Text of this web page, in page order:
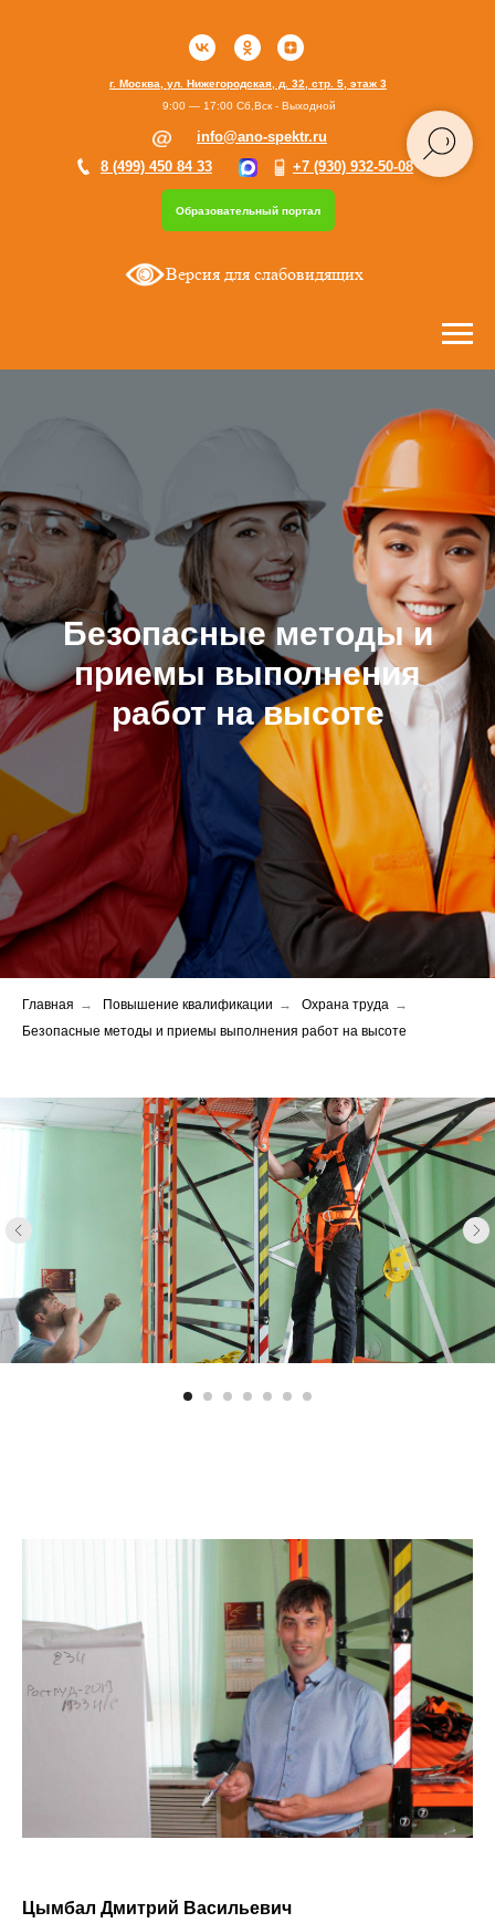
Образовательный портал
г. Москва, ул. Нижегородская, д. 32, стр. 5, этаж 3
+7 (930) 932-50-08
8 (499) 450 84 33
info@ano-spektr.ru
9:00 — 17:00 Сб,Вск - Выходной
Версия для слабовидящих
Безопасные методы и
приемы выполнения
работ на высоте
Главная → Повышение квалификации → Охрана труда →
Безопасные методы и приемы выполнения работ на высоте
Цымбал Дмитрий Васильевич